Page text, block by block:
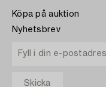
Köpa på auktion
Nyhetsbrev